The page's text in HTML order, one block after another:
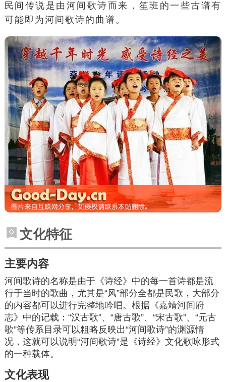
民间传说是由河间歌诗而来，笙班的一些古谱有
可能即为河间歌诗的曲谱。
文化特征
主要内容
河间歌诗的名称是由于《诗经》中的每一首诗都是流
行于当时的歌曲，尤其是“风”部分全都是民歌，大部分
的内容都可以进行完整地吟唱。根据《嘉靖河间府
志》中的记载：“汉古歌”、“唐古歌”、“宋古歌”、“元古
歌”等传系目录可以粗略反映出“河间歌诗”的渊源情
况，这就可以说明“河间歌诗”是《诗经》文化歌咏形式
的一种载体。
文化表现